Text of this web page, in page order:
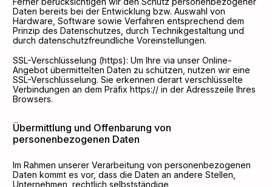
Daten bereits bei der Entwicklung bzw. Auswahl von
Hardware, Software sowie Verfahren entsprechend dem
Prinzip des Datenschutzes, durch Technikgestaltung und
durch datenschutzfreundliche Voreinstellungen.
SSL-Verschlüsselung (https): Um Ihre via unser Online-
Angebot übermittelten Daten zu schützen, nutzen wir eine
SSL-Verschlüsselung. Sie erkennen derart verschlüsselte
Verbindungen an dem Präfix https:// in der Adresszeile Ihres
Browsers.
Übermittlung und Offenbarung von
personenbezogenen Daten
Im Rahmen unserer Verarbeitung von personenbezogenen
Daten kommt es vor, dass die Daten an andere Stellen,
Unternehmen, rechtlich selbstständige